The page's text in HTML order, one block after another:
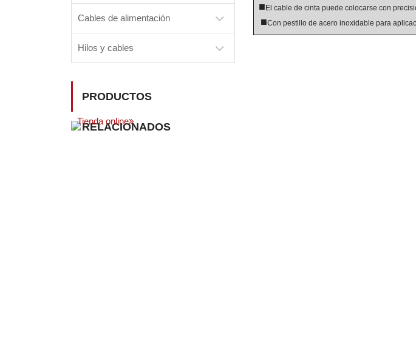
■ El cable de cinta puede colocarse con
■Con pestillo de acero inoxidable para
Cables de alimentación
Hilos y cables
PRODUCTOS
RELACIONADOS
Tienda online